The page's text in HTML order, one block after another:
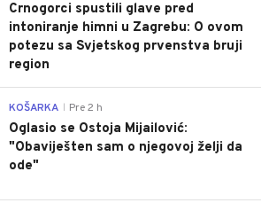
Crnogorci spustili glave pred
intoniranje himni u Zagrebu: O ovom
potezu sa Svjetskog prvenstva bruji
region
KOŠARKA Pre 2 h
Oglasio se Ostoja Mijailović:
"Obaviješten sam o njegovoj želji da
ode"